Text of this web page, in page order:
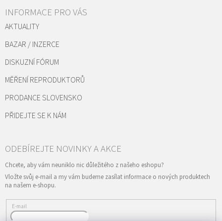
INFORMACE PRO VÁS
AKTUALITY
BAZAR / INZERCE
DISKUZNÍ FÓRUM
MĚŘENÍ REPRODUKTORŮ
PRODANCE SLOVENSKO
PŘIDEJTE SE K NÁM
Vložte svůj e-mail a my vám budeme zasílat informace o nových produktech
na našem e-shopu.
E-mail